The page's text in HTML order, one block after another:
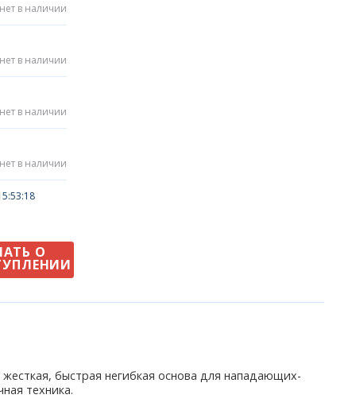
нет в наличии
нет в наличии
нет в наличии
нет в наличии
О
быстрая негибкая основа для нападающих-
техника.